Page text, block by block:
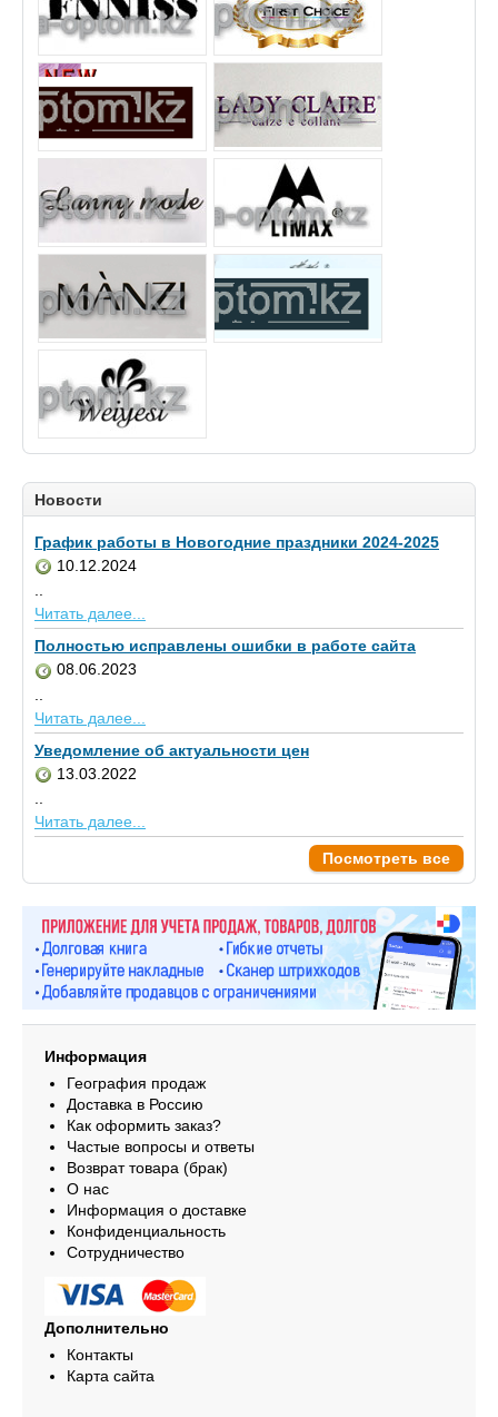
Новости
График работы в Новогодние праздники 2024-2025
10.12.2024
..
Читать далее...
Полностью исправлены ошибки в работе сайта
08.06.2023
Читать далее...
Уведомление об актуальности цен
13.03.2022
Читать далее...
Посмотреть все
Информация
География продаж
Доставка в Россию
Как оформить заказ?
Частые вопросы и ответы
Возврат товара (брак)
О нас
Информация о доставке
Конфиденциальность
Сотрудничество
Дополнительно
Контакты
Карта сайта